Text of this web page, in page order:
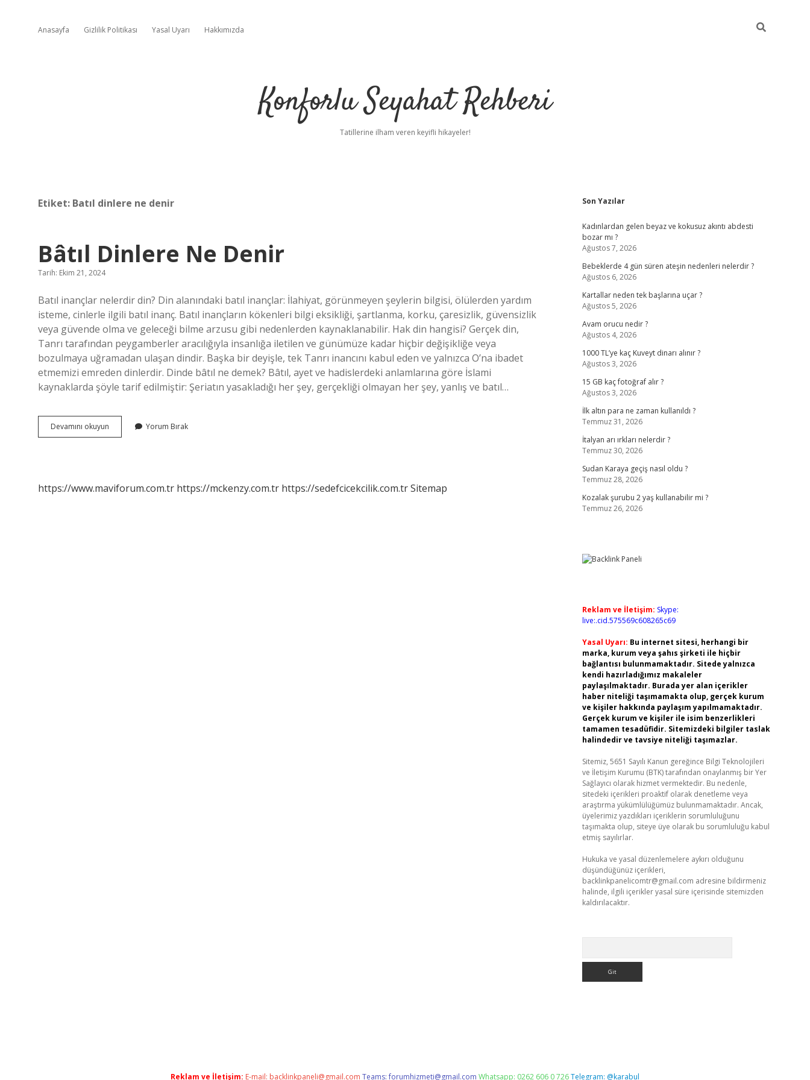
Anasayfa Gizlilik Politikası Yasal Uyarı Hakkımızda
Konforlu Seyahat Rehberi
Tatillerine ilham veren keyifli hikayeler!
Etiket: Batıl dinlere ne denir
Bâtıl Dinlere Ne Denir
Tarih: Ekim 21, 2024
Batıl inançlar nelerdir din? Din alanındaki batıl inançlar: İlahiyat, görünmeyen şeylerin bilgisi, ölülerden yardım
isteme, cinlerle ilgili batıl inanç. Batıl inançların kökenleri bilgi eksikliği, şartlanma, korku, çaresizlik, güvensizlik
veya güvende olma ve geleceği bilme arzusu gibi nedenlerden kaynaklanabilir. Hak din hangisi? Gerçek din,
Tanrı tarafından peygamberler aracılığıyla insanlığa iletilen ve günümüze kadar hiçbir değişikliğe veya
bozulmaya uğramadan ulaşan dindir. Başka bir deyişle, tek Tanrı inancını kabul eden ve yalnızca O’na ibadet
etmemizi emreden dinlerdir. Dinde bâtıl ne demek? Bâtıl, ayet ve hadislerdeki anlamlarına göre İslami
kaynaklarda şöyle tarif edilmiştir: Şeriatın yasakladığı her şey, gerçekliği olmayan her şey, yanlış ve batıl…
Devamını okuyun
Dinlere
Yorum Bırak
https://www.maviforum.com.tr https://mckenzy.com.tr https://sedefcicekcilik.com.trSitemap
Sidebar
Son Yazılar
Kadınlardan gelen beyaz ve kokusuz akıntı abdesti
bozar mı ?
Ağustos 7, 2026
Bebeklerde 4 gün süren ateşin nedenleri nelerdir ?
Ağustos 6, 2026
Kartallar neden tek başlarına uçar ?
Ağustos 5, 2026
Avam orucu nedir ?
Ağustos 4, 2026
1000 TL’ye kaç Kuveyt dinarı alınır ?
Ağustos 3, 2026
15 GB kaç fotoğraf alır ?
Ağustos 3, 2026
İlk altın para ne zaman kullanıldı ?
Temmuz 31, 2026
İtalyan arı ırkları nelerdir ?
Temmuz 30, 2026
Sudan Karaya geçiş nasıl oldu ?
Temmuz 28, 2026
Kozalak şurubu 2 yaş kullanabilir mi ?
Temmuz 26, 2026
Reklam ve İletişim: Skype:
live:.cid.575569c608265c69
Yasal Uyarı: Bu internet sitesi, herhangi bir
marka, kurum veya şahıs şirketi ile hiçbir
bağlantısı bulunmamaktadır. Sitede yalnızca
kendi hazırladığımız makaleler
paylaşılmaktadır. Burada yer alan içerikler
haber niteliği taşımamakta olup, gerçek kurum
ve kişiler hakkında paylaşım yapılmamaktadır.
Gerçek kurum ve kişiler ile isim benzerlikleri
tamamen tesadüfidir. Sitemizdeki bilgiler taslak
halindedir ve tavsiye niteliği taşımazlar.
Sitemiz, 5651 Sayılı Kanun gereğince Bilgi Teknolojileri
ve İletişim Kurumu (BTK) tarafından onaylanmış bir Yer
Sağlayıcı olarak hizmet vermektedir. Bu nedenle,
sitedeki içerikleri proaktif olarak denetleme veya
araştırma yükümlülüğümüz bulunmamaktadır. Ancak,
üyelerimiz yazdıkları içeriklerin sorumluluğunu
taşımakta olup, siteye üye olarak bu sorumluluğu kabul
etmiş sayılırlar.
Hukuka ve yasal düzenlemelere aykırı olduğunu
düşündüğünüz içerikleri,
backlinkpanelicomtr@gmail.com adresine bildirmeniz
halinde, ilgili içerikler yasal süre içerisinde sitemizden
kaldırılacaktır.
Reklam ve İletişim: E-mail: backlinkpaneli@gmail.com Teams:forumhizmeti@gmail.com Whatsapp: 0262 606 0 726Telegram: @karabul